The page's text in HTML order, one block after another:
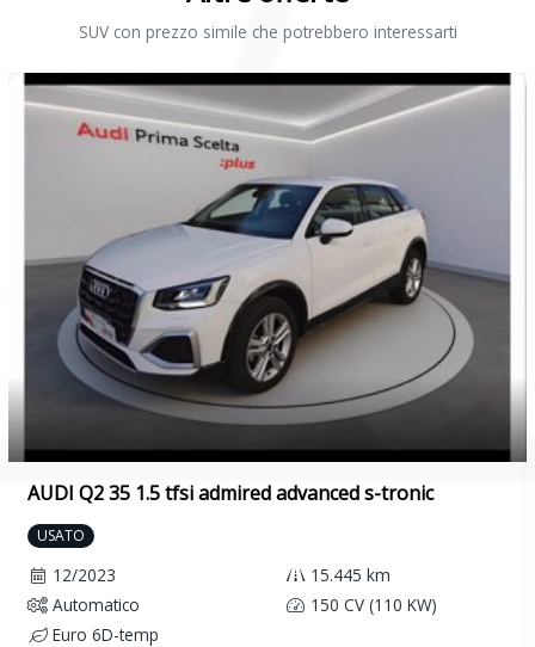
Spoiler
Strumentazione digitale con display
Volante in pelle
SUV con prezzo simile che potrebbero interessarti
AUDI Q2 35 1.5 tfsi admired advanced s-tronic
USATO
12/2023
15.445 km
Automatico
150 CV (110 KW)
Euro 6D-temp